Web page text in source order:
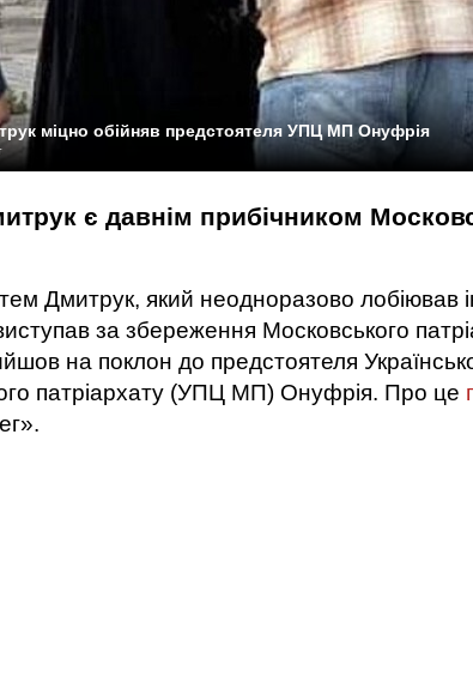
міцно обійняв предстоятеля УПЦ МП Онуфрія
є давнім прибічником
Дмитрук, який неодноразово лобіював
за збереження Московського
на поклон до предстоятеля
патріархату (УПЦ МП) Онуфрія. Про це